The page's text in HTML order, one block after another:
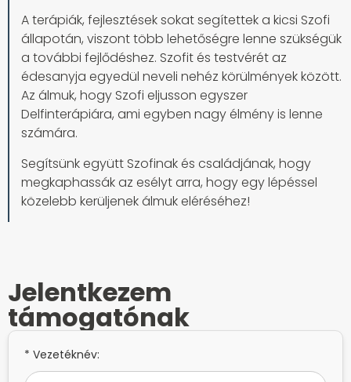
A terápiák, fejlesztések sokat segítettek a kicsi Szofi
állapotán, viszont több lehetőségre lenne szükségük
a további fejlődéshez. Szofit és testvérét az
édesanyja egyedül neveli nehéz körülmények között.
Az álmuk, hogy Szofi eljusson egyszer
Delfinterápiára, ami egyben nagy élmény is lenne
számára.
Segítsünk együtt Szofinak és családjának, hogy
megkaphassák az esélyt arra, hogy egy lépéssel
közelebb kerüljenek álmuk eléréséhez!
Jelentkezem
támogatónak
* Vezetéknév: